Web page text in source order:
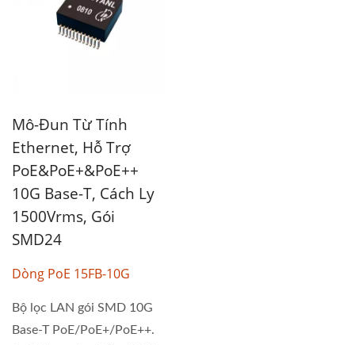
Mô-Đun Từ Tính
Ethernet, Hỗ Trợ
PoE&PoE+&PoE++
10G Base-T, Cách Ly
1500Vrms, Gói
SMD24
Dòng PoE 15FB-10G
Bộ lọc LAN gói SMD 10G
Base-T PoE/PoE+/PoE++.